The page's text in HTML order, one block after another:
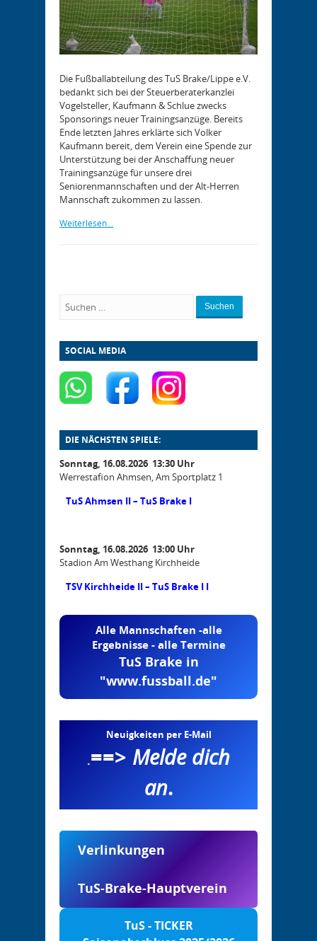
Die Fußballabteilung des TuS Brake/Lippe e.V.
bedankt sich bei der Steuerberaterkanzlei
Vogelsteller, Kaufmann & Schlue zwecks
Sponsorings neuer Trainingsanzüge. Bereits
Ende letzten Jahres erklärte sich Volker
Kaufmann bereit, dem Verein eine Spende zur
Unterstützung bei der Anschaffung neuer
Trainingsanzüge für unsere drei
Seniorenmannschaften und der Alt-Herren
Mannschaft zukommen zu lassen.
Weiterlesen...
Suchen
SOCIAL MEDIA
DIE NÄCHSTEN SPIELE:
Sonntag, 16.08.2026 13:30 Uhr
Werrestafion Ahmsen, Am Sportplatz 1
TuS Ahmsen II – TuS Brake I
Sonntag, 16.08.2026 13:00 Uhr
Stadion Am Westhang Kirchheide
TSV Kirchheide II – TuS Brake I I
Alle Mannschaften -alle
Ergebnisse - alle Termine
TuS Brake in
"www.fussball.de"
Neuigkeiten per E-Mail
.==> Melde dich
an.
Verlinkungen
TuS-Brake-Hauptverein
TuS - TICKER